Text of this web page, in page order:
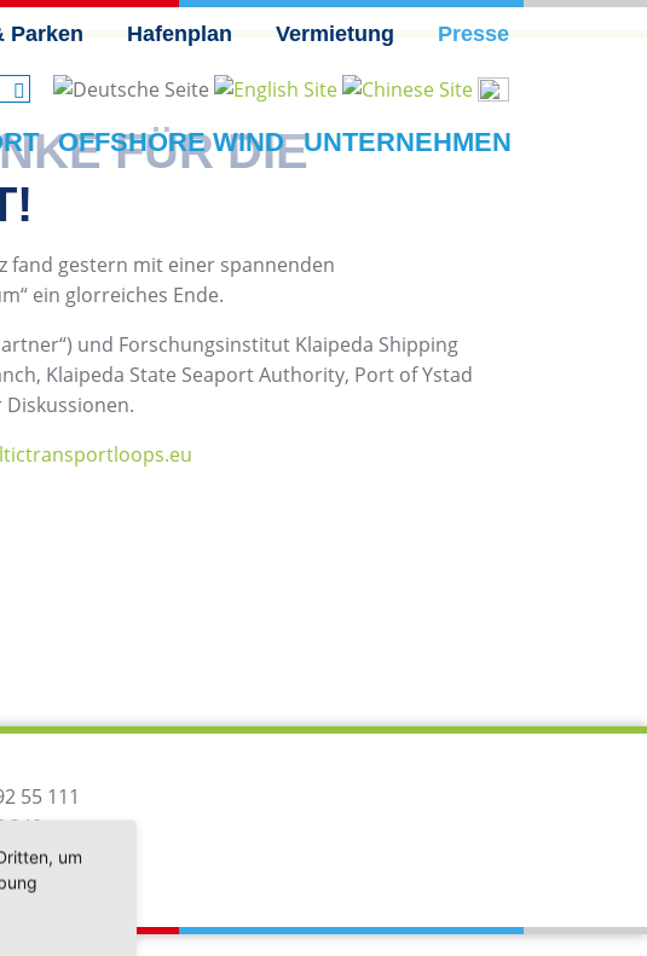
Parken Hafenplan Vermietung Presse
OFFSHORE WIND UNTERNEHMEN
FÜR DIE
fand gestern mit einer spannenden
ein glorreiches Ende.
und Forschungsinstitut Klaipeda Shipping
Klaipeda State Seaport Authority, Port of Ystad
55 111
240
um